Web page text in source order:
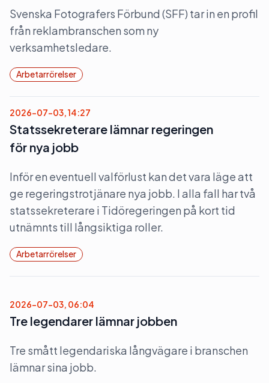
Svenska Fotografers Förbund (SFF) tar in en profil
från reklambranschen som ny
verksamhetsledare.
Arbetarrörelser
2026-07-03, 14:27
Statssekreterare lämnar regeringen
för nya jobb
Inför en eventuell valförlust kan det vara läge att
ge regeringstrotjänare nya jobb. I alla fall har två
statssekreterare i Tidöregeringen på kort tid
utnämnts till långsiktiga roller.
Arbetarrörelser
2026-07-03, 06:04
Tre legendarer lämnar jobben
Tre smått legendariska långvägare i branschen
lämnar sina jobb.